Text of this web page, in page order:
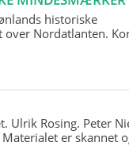
historiske
Nordatlanten.
Ulrik Rosing. Peter
er skannet